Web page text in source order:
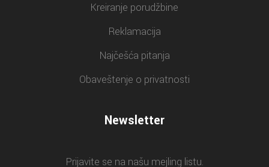
Kreiranje porudžbine
Reklamacija
Najčešća pitanja
Obaveštenje o privatnosti
Newsletter
Prijavite se na našu mejling listu.